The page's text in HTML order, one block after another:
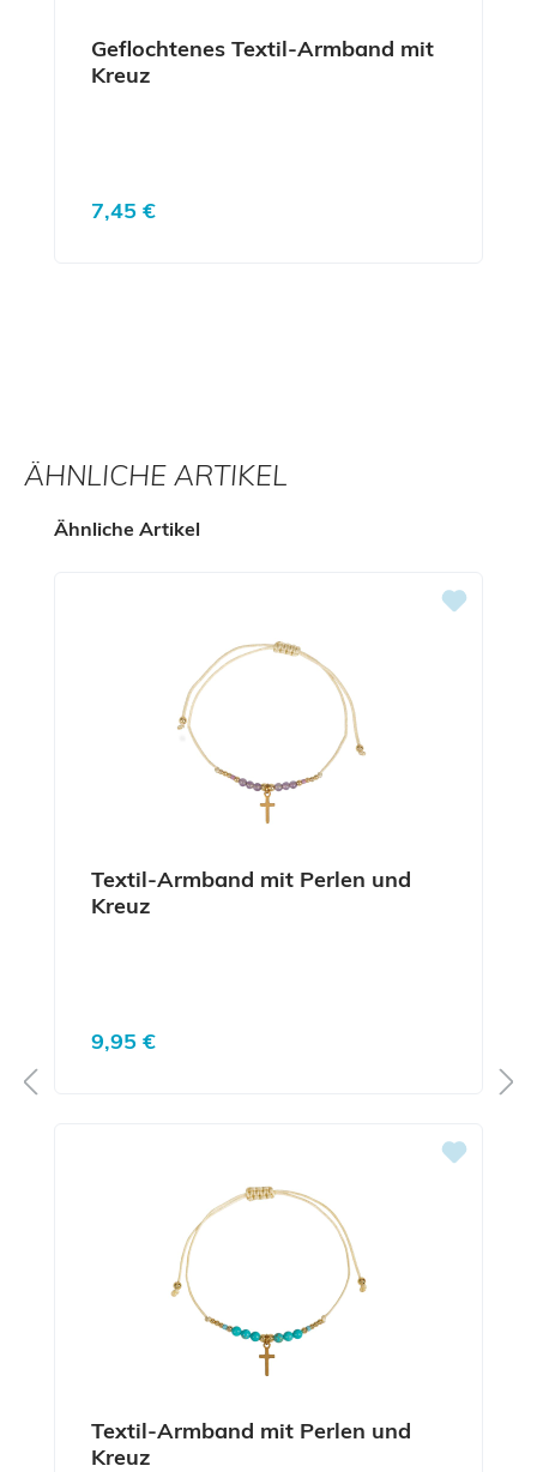
Geflochtenes Textil-Armband mit
Kreuz
Regulärer Preis:
7,45 €
ÄHNLICHE ARTIKEL
Produktgalerie überspringen
Ähnliche Artikel
Textil-Armband mit Perlen und
Kreuz
Regulärer Preis:
9,95 €
Textil-Armband mit Perlen und
Kreuz